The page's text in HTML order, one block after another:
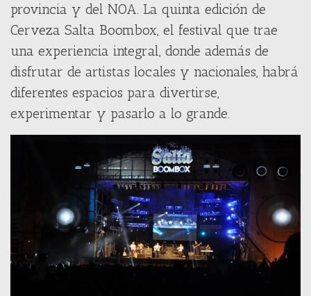
provincia y del NOA. La quinta edición de
Cerveza Salta Boombox, el festival que trae
una experiencia integral, donde además de
disfrutar de artistas locales y nacionales, habrá
diferentes espacios para divertirse,
experimentar y pasarlo a lo grande.